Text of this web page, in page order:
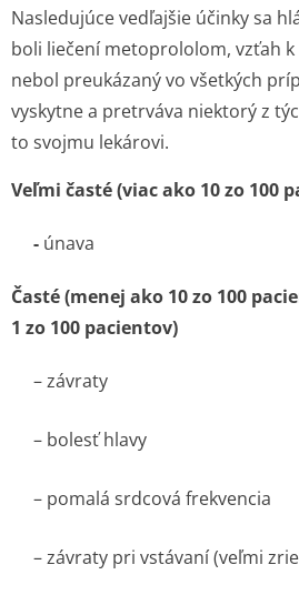
Nasledujúce vedľajšie účinky sa
boli liečení metoprololom, vzťah
nebol preukázaný vo všetkých
vyskytne a pretrváva niektorý z
to svojmu lekárovi.
Veľmi časté (viac ako 10 zo 100
- únava
Časté (menej ako 10 zo 100
1 zo 100 pacientov)
– závraty
– bolesť hlavy
– pomalá srdcová frekvencia
– závraty pri vstávaní (veľmi